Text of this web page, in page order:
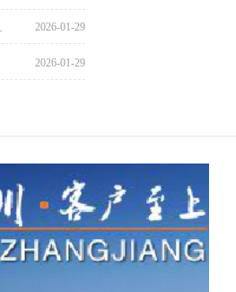
2026-01-29
2026-01-29